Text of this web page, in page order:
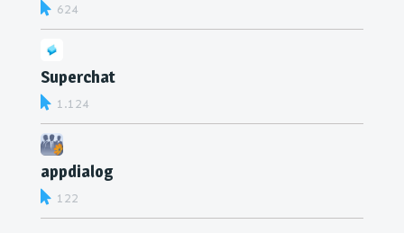
624
Superchat
1.124
appdialog
122